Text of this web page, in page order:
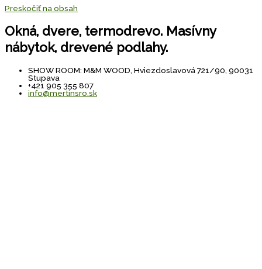
Preskočiť na obsah
Okná, dvere, termodrevo. Masívny
nábytok, drevené podlahy.
SHOW ROOM: M&M WOOD, Hviezdoslavová 721/90, 90031
Stupava
+421 905 355 807
info@mertinsro.sk